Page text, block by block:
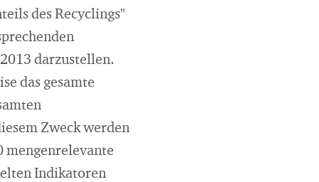
des Recyclings"
darzustellen.
das gesamte
Zweck werden
mengenrelevante
Indikatoren